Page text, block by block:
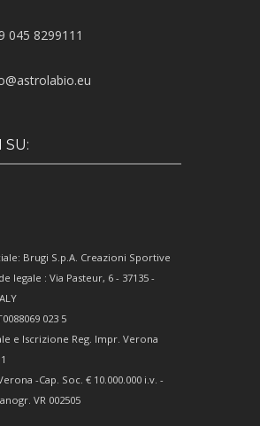
045 8299111
SU:
Brugi S.p.A. Creazioni Sportive
legale : Via Pasteur, 6 - 37135 -
023 5
e Iscrizione Reg. Impr. Verona
-Cap. Soc. € 10.000.000 i.v. -
VR 002505